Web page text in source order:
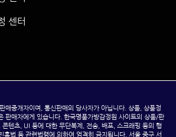
센터
매중개자이며, 통신판매의 당사자가 아닙니다. 상품, 상품정
판매자에게 있습니다. 한국명품가방감정원 사이트의 상품/판
텐츠, UI 등에 대한 무단복제, 전송, 배포, 스크래핑 등의 행
흥법 등 관련법령에 의하여 엄격히 금지됩니다. 서울 중구 서